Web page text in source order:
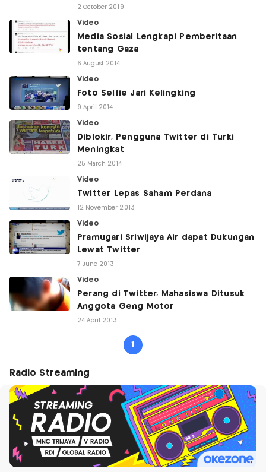
2 October 2019
Video
Media Sosial Lengkapi Pemberitaan
tentang Gaza
6 August 2014
Video
Foto Selfie Jari Kelingking
9 April 2014
Video
Diblokir, Pengguna Twitter di Turki
Meningkat
25 March 2014
Video
Twitter Lepas Saham Perdana
12 November 2013
Video
Pramugari Sriwijaya Air dapat Dukungan
Lewat Twitter
7 June 2013
Video
Perang di Twitter, Mahasiswa Ditusuk
Anggota Geng Motor
24 April 2013
1
Radio Streaming